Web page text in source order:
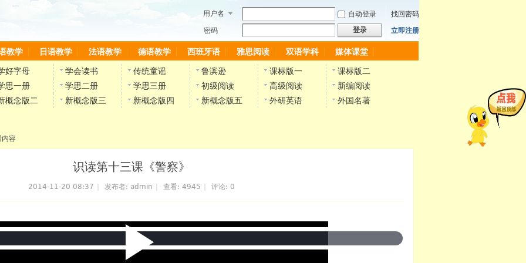
用户名 自动登录
找回密码
密码
登录 立即注册
教学 日语教学 法语教学 德语教学 西班牙语 雅思阅读 双语学科 媒体课堂
好字母 学会读书 传统童谣 鲁滨逊 课标版一
课标版二
思一册
学思二册 学思三册 初级阅读 高级阅读
新编阅读
概念版二
新概念版三 新概念版四 新概念版五 外研英语 外国名著
内容
识读第十三课《警察》
2014-11-20 08:37 发布者: admin 查看: 4945 评论: 0